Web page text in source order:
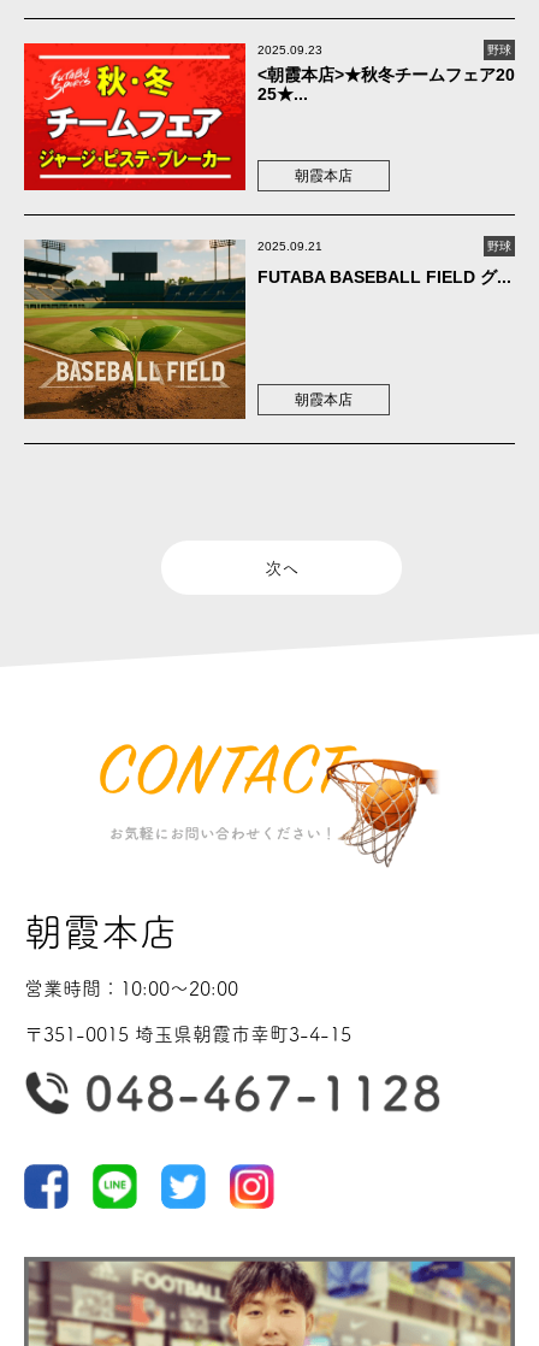
2025.09.23 野球
<朝霞本店>★秋冬チームフェア20
25★...
朝霞本店
2025.09.21 野球
FUTABA BASEBALL FIELD グ...
朝霞本店
次へ
朝霞本店
営業時間：10:00〜20:00
〒351-0015 埼玉県朝霞市幸町3-4-15